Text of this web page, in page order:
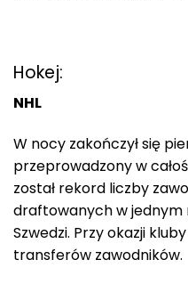
Hokej:
NHL
W nocy zakończył się
przeprowadzony w
został rekord liczby
draftowanych w jednym
Szwedzi. Przy okazji
transferów zawodników.